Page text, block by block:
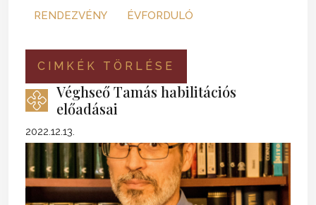
RENDEZVÉNY ÉVFORDULÓ
CIMKÉK TÖRLÉSE
Véghseő Tamás habilitációs
előadásai
2022.12.13.